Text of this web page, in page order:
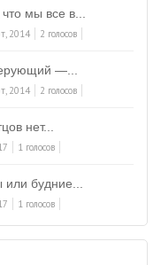
мы все в...
2014 2 голосов
—...
2014 2 голосов
нет...
1 голосов
будние...
1 голосов